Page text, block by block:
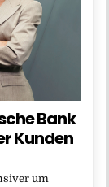
Bank
Kunden
um